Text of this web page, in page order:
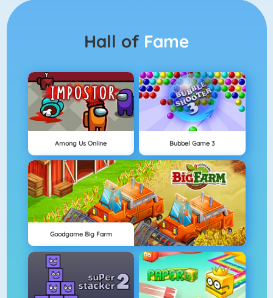
Hall of Fame
Among Us Online Bubbel Game 3
Goodgame Big Farm